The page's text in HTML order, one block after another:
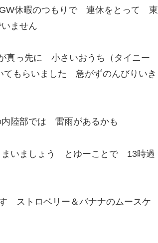
休暇のつもりで 連休をとって 東
ません
真っ先に 小さいおうち（タイニー
もらいました 急がずのんびりいき
陸部では 雷雨があるかも
いましょう とゆーことで 13時過
ストロベリー＆バナナのムースケ